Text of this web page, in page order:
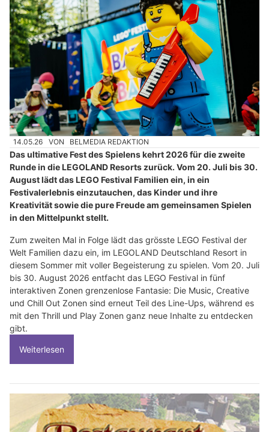
14.05.26 VON BELMEDIA REDAKTION
Das ultimative Fest des Spielens kehrt 2026 für die zweite
Runde in die LEGOLAND Resorts zurück. Vom 20. Juli bis 30.
August lädt das LEGO Festival Familien ein, in ein
Festivalerlebnis einzutauchen, das Kinder und ihre
Kreativität sowie die pure Freude am gemeinsamen Spielen
in den Mittelpunkt stellt.
Zum zweiten Mal in Folge lädt das grösste LEGO Festival der
Welt Familien dazu ein, im LEGOLAND Deutschland Resort in
diesem Sommer mit voller Begeisterung zu spielen. Vom 20. Juli
bis 30. August 2026 entfacht das LEGO Festival in fünf
interaktiven Zonen grenzenlose Fantasie: Die Music, Creative
und Chill Out Zonen sind erneut Teil des Line-Ups, während es
mit den Thrill und Play Zonen ganz neue Inhalte zu entdecken
gibt.
Weiterlesen